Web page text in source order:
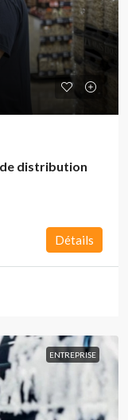
de distribution
Détails
ENTREPRISE